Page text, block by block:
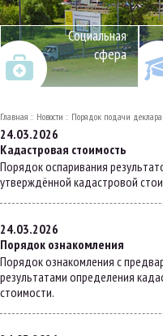
Социальная
сфера
Главная Новости Порядок подачи
24.03.2026
Кадастровая стоимость
Порядок оспаривания
утверждённой кадастровой
24.03.2026
Порядок ознакомления
Порядок ознакомления с
результатами определения
стоимости.